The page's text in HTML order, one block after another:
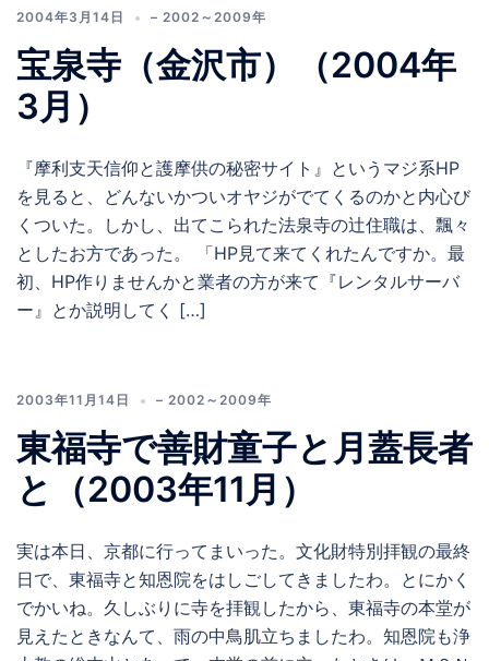
2004年3月14日 – 2002～2009年
宝泉寺（金沢市）（2004年
3月）
『摩利支天信仰と護摩供の秘密サイト』というマジ系HP
を見ると、どんないかついオヤジがでてくるのかと内心び
くついた。しかし、出てこられた法泉寺の辻住職は、飄々
としたお方であった。 「HP見て来てくれたんですか。最
初、HP作りませんかと業者の方が来て『レンタルサーバ
ー』とか説明してく […]
2003年11月14日 – 2002～2009年
東福寺で善財童子と月蓋長者
と（2003年11月）
実は本日、京都に行ってまいった。文化財特別拝観の最終
日で、東福寺と知恩院をはしごしてきましたわ。とにかく
でかいね。久しぶりに寺を拝観したから、東福寺の本堂が
見えたときなんて、雨の中鳥肌立ちましたわ。知恩院も浄